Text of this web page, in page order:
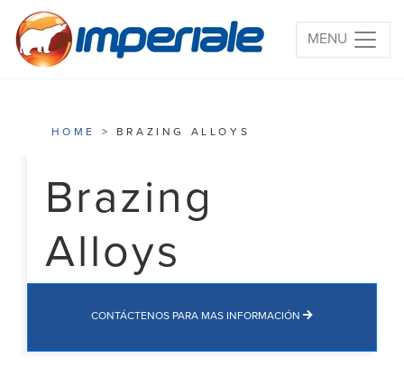
MENU
HOME > BRAZING ALLOYS
Brazing
Alloys
CONTÁCTENOS PARA MAS INFORMACIÓN